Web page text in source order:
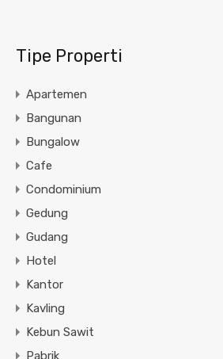
Tipe Properti
Apartemen
Bangunan
Bungalow
Cafe
Condominium
Gedung
Gudang
Hotel
Kantor
Kavling
Kebun Sawit
Pabrik